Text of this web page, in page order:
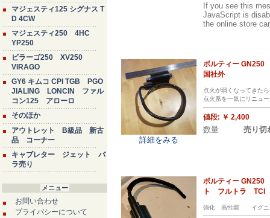
マジェスティ125 シグナス T
D 4CW
マジェスティ250 4HC
YP250
ビラーゴ250 XV250
VIRAGO
GY6 キムコ CPI TGB PGO
JIALING LONCIN ファル
コン125 アローロ
そのほか
アウトレット B級品 新古
品 コーナー
キャブレター ジェット バ
ラ売り
メニュー
お問い合わせ
プライバシーについて
If you see this
JavaScript is
the online store
詳細をみる
ボルティー
国社外
点火が弱くなってきた
点火系を一気にリニュ
値段: ￥ 2,400
数量 売り切
ボルティー
ト フルトラ TCI
強化 高性能 イグニ